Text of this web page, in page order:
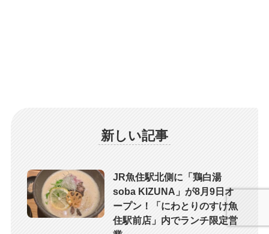
新しい記事
JR魚住駅北側に「鶏白湯
soba KIZUNA」が8月9日オ
ープン！「にわとりのすけ魚
住駅前店」内でランチ限定営